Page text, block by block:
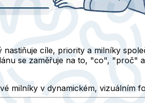
cíle, priority a milníky
se zaměřuje na to, "co",
milníky v dynamickém, vizuálním